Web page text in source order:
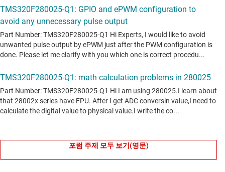
포럼 주제 모두 보기(영문)